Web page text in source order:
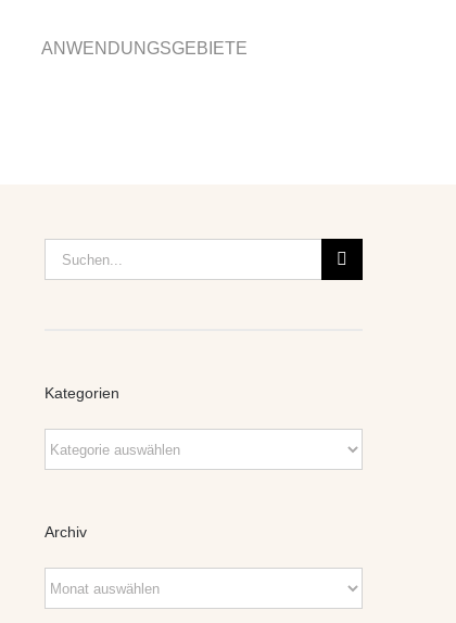
ANWENDUNGSGEBIETE
Suche
nach:
Kategorien
Kategorien
Archiv
Archiv